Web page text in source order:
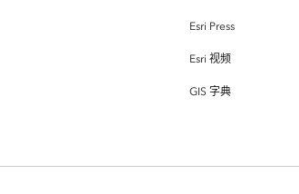
Esri Press
Esri 视频
GIS 字典